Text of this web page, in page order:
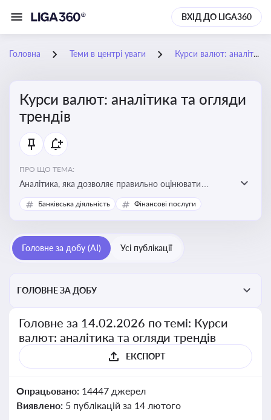
ВХІД ДО LIGA360
Головна Теми в центрі уваги Курси валют: аналітика та огляди трендів
Курси валют: аналітика та огляди
трендів
ПРО ЩО ТЕМА:
Аналітика, яка дозволяє правильно оцінювати
фінансові ризики та планувати витрати. Зміни в
курсах валют можуть вплинути на собівартість
Банківська діяльність Фінансові послуги
Головне за добу (AI) Усі публікації
ГОЛОВНЕ ЗА ДОБУ
Головне за 14.02.2026 по темі: Курси
валют: аналітика та огляди трендів
ЕКСПОРТ
Опрацьовано: 14447 джерел
Виявлено: 5 публікацій за 14 лютого